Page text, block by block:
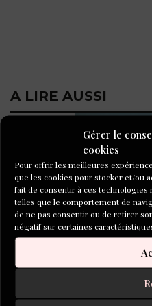
Gérer le
cookies
Pour offrir les meilleures
que les cookies pour stocker et/ou
fait de consentir à ces
telles que le comportement de
de ne pas consentir ou de retirer
négatif sur certaines
A LIRE AUSSI
Nos livres de l’été !